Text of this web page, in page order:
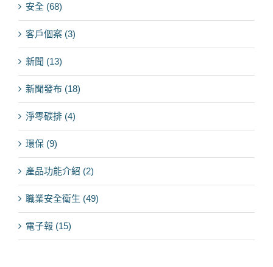
安全 (68)
客戶個案 (3)
新聞 (13)
新聞發布 (18)
淨零碳排 (4)
環保 (9)
產品功能介紹 (2)
職業安全衛生 (49)
電子報 (15)